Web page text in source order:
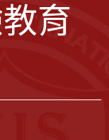
育